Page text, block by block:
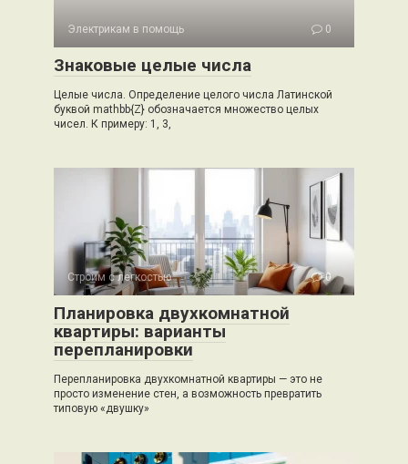
Электрикам в помощь 0
Знаковые целые числа
Целые числа. Определение целого числа Латинской
буквой mathbb{Z} обозначается множество целых
чисел. К примеру: 1, 3,
Строим с легкостью 0
Планировка двухкомнатной
квартиры: варианты
перепланировки
Перепланировка двухкомнатной квартиры — это не
просто изменение стен, а возможность превратить
типовую «двушку»